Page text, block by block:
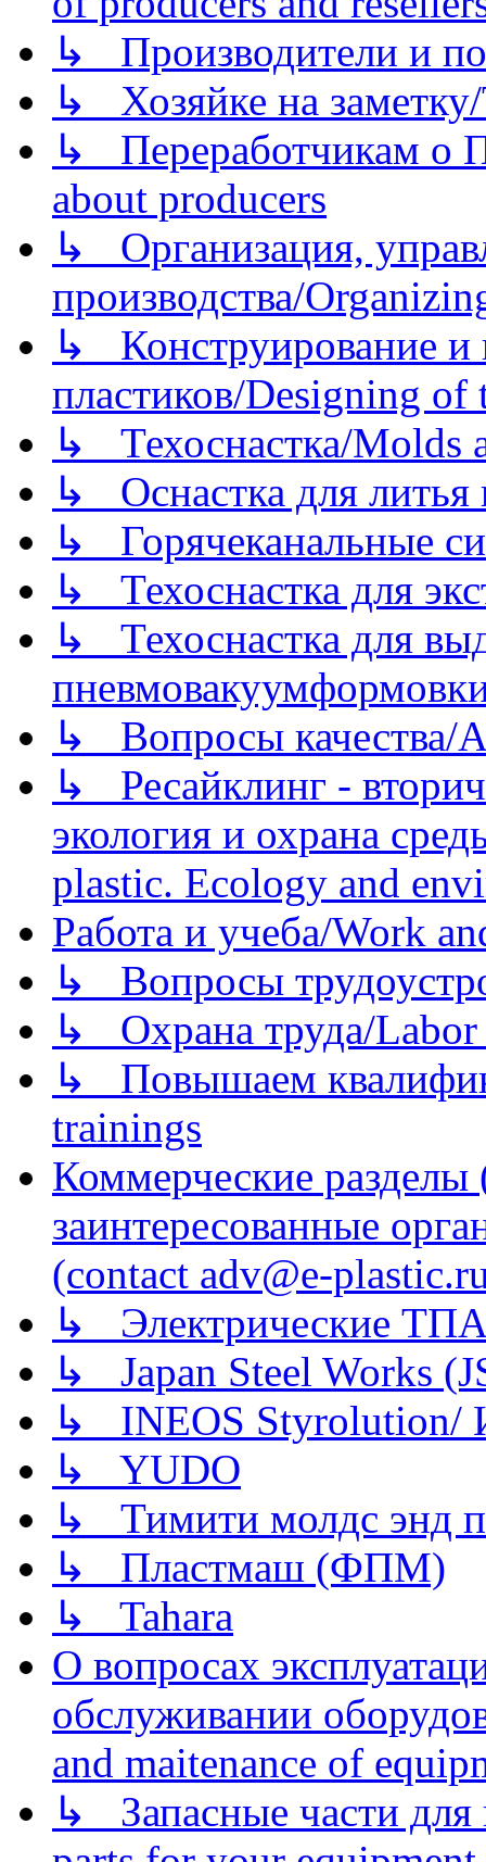
↳ Производители и
↳ Хозяйке на
↳ Переработчикам о
about producers
↳ Организация,
производства/
↳ Конструирование и
пластиков/Designing of
↳ Техоснастка/Molds
↳ Оснастка для литья
↳ Горячеканальные
↳ Техоснастка для
↳ Техоснастка для
↳ Вопросы качества/
↳ Ресайклинг -
экология и охрана
plastic. Ecology and
Работа и учеба/Work
↳ Вопросы
↳ Охрана труда/Labor
↳ Повышаем
trainings
Коммерческие
заинтересованные
(contact adv@e-
↳ Электрические
↳ Japan Steel Works
↳ INEOS
↳ YUDO
↳ Тимити молдс энд
↳ Пластмаш (ФПМ)
↳ Tahara
О вопросах
обслуживании
and maitenance of
↳ Запасные части для